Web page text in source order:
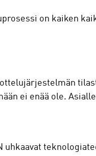
on kaiken
ei enää ole.